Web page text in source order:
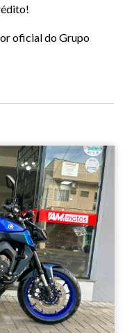
oficial do Grupo